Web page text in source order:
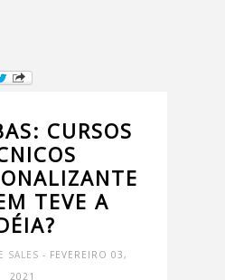
CURSOS
TEVE A
SALES- FEVEREIRO 03,
2021